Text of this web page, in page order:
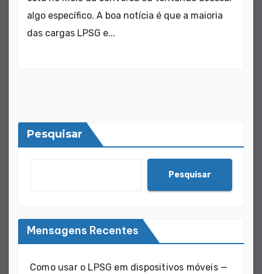
algo específico. A boa notícia é que a maioria
das cargas LPSG e...
Pesquisar
Pesquisar
Mensagens Recentes
Como usar o LPSG em dispositivos móveis —